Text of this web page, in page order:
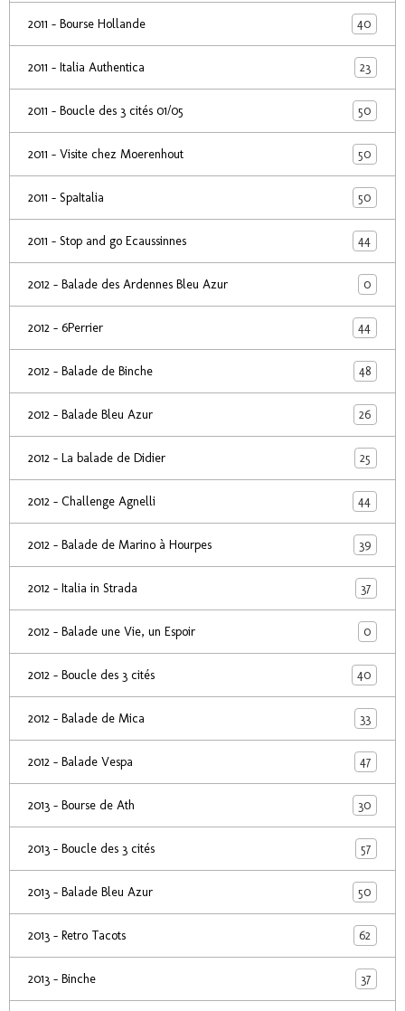
2011 - Bourse Hollande 40
2011 - Italia Authentica 23
2011 - Boucle des 3 cités 01/05 50
2011 - Visite chez Moerenhout 50
2011 - SpaItalia 50
2011 - Stop and go Ecaussinnes 44
2012 - Balade des Ardennes Bleu Azur 0
2012 - 6Perrier 44
2012 - Balade de Binche 48
2012 - Balade Bleu Azur 26
2012 - La balade de Didier 25
2012 - Challenge Agnelli 44
2012 - Balade de Marino à Hourpes 39
2012 - Italia in Strada 37
2012 - Balade une Vie, un Espoir 0
2012 - Boucle des 3 cités 40
2012 - Balade de Mica 33
2012 - Balade Vespa 47
2013 - Bourse de Ath 30
2013 - Boucle des 3 cités 57
2013 - Balade Bleu Azur 50
2013 - Retro Tacots 62
2013 - Binche 37